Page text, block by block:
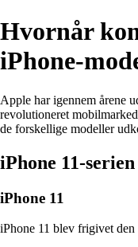
Hvornår
iPhone-
Apple har igennem årene
revolutioneret
de forskellige modeller
iPhone 11-serien
iPhone 11
iPhone 11 blev frigivet den